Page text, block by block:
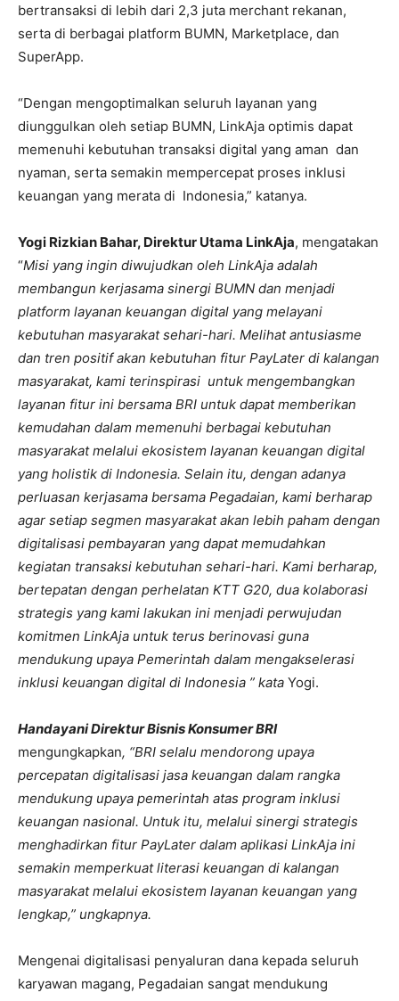
bertransaksi di lebih dari 2,3 juta merchant rekanan,
serta di berbagai platform BUMN, Marketplace, dan
SuperApp.
“Dengan mengoptimalkan seluruh layanan yang
diunggulkan oleh setiap BUMN, LinkAja optimis dapat
memenuhi kebutuhan transaksi digital yang aman dan
nyaman, serta semakin mempercepat proses inklusi
keuangan yang merata di Indonesia,” katanya.
Yogi Rizkian Bahar, Direktur Utama LinkAja, mengatakan
“Misi yang ingin diwujudkan oleh LinkAja adalah
membangun kerjasama sinergi BUMN dan menjadi
platform layanan keuangan digital yang melayani
kebutuhan masyarakat sehari-hari. Melihat antusiasme
dan tren positif akan kebutuhan fitur PayLater di kalangan
masyarakat, kami terinspirasi untuk mengembangkan
layanan fitur ini bersama BRI untuk dapat memberikan
kemudahan dalam memenuhi berbagai kebutuhan
masyarakat melalui ekosistem layanan keuangan digital
yang holistik di Indonesia. Selain itu, dengan adanya
perluasan kerjasama bersama Pegadaian, kami berharap
agar setiap segmen masyarakat akan lebih paham dengan
digitalisasi pembayaran yang dapat memudahkan
kegiatan transaksi kebutuhan sehari-hari. Kami berharap,
bertepatan dengan perhelatan KTT G20, dua kolaborasi
strategis yang kami lakukan ini menjadi perwujudan
komitmen LinkAja untuk terus berinovasi guna
mendukung upaya Pemerintah dalam mengakselerasi
inklusi keuangan digital di Indonesia ” kata Yogi.
Handayani Direktur Bisnis Konsumer BRI
mengungkapkan, “BRI selalu mendorong upaya
percepatan digitalisasi jasa keuangan dalam rangka
mendukung upaya pemerintah atas program inklusi
keuangan nasional. Untuk itu, melalui sinergi strategis
menghadirkan fitur PayLater dalam aplikasi LinkAja ini
semakin memperkuat literasi keuangan di kalangan
masyarakat melalui ekosistem layanan keuangan yang
lengkap,” ungkapnya.
Mengenai digitalisasi penyaluran dana kepada seluruh
karyawan magang, Pegadaian sangat mendukung